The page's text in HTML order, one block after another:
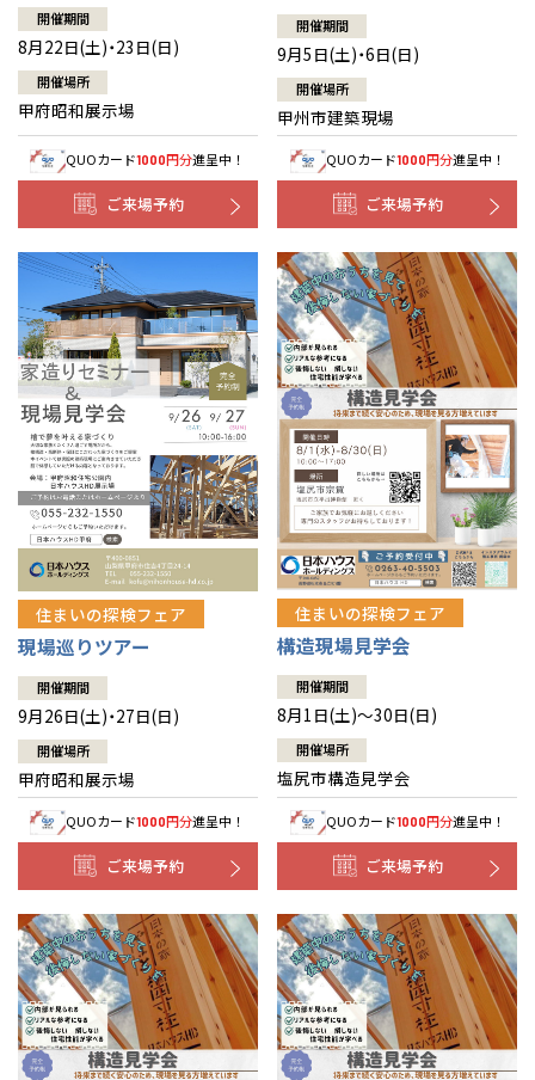
開催期間
8月22日(土)・23日(日)
開催場所
甲府昭和展示場
QUOカード1000円分進呈中！
ご来場予約
開催期間
9月5日(土)・6日(日)
開催場所
甲州市建築現場
QUOカード1000円分進呈中！
ご来場予約
住まいの探検フェア
現場巡りツアー
開催期間
9月26日(土)・27日(日)
開催場所
甲府昭和展示場
QUOカード1000円分進呈中！
ご来場予約
住まいの探検フェア
構造現場見学会
開催期間
8月1日(土)～30日(日)
開催場所
塩尻市構造見学会
QUOカード1000円分進呈中！
ご来場予約